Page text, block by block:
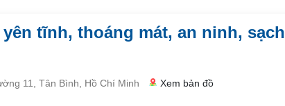
tĩnh, thoáng mát, an ninh, sạch
11, Tân Bình, Hồ Chí Minh Xem bản đồ